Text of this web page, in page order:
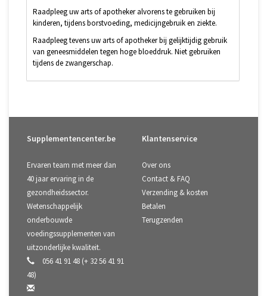
Raadpleeg uw arts of apotheker alvorens te gebruiken bij
kinderen, tijdens borstvoeding, medicijngebruik en ziekte.
Raadpleeg tevens uw arts of apotheker bij gelijktijdig gebruik
van geneesmiddelen tegen hoge bloeddruk. Niet gebruiken
tijdens de zwangerschap.
Supplementencenter.be
Ervaren team met meer dan
40 jaar ervaring in de
gezondheidssector.
Wetenschappelijk
onderbouwde
voedingssupplementen van
uitzonderlijke kwaliteit.
056 41 91 48 (+ 32 56 41 91
48)
Klantenservice
Over ons
Contact & FAQ
Verzending & kosten
Betalen
Terugzenden